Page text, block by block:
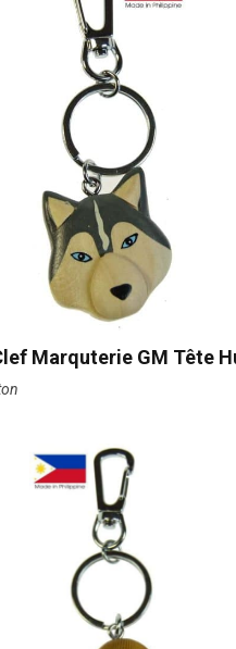
Marquterie GM Tête